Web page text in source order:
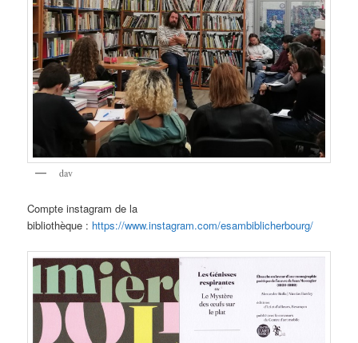
dav
Compte instagram de la
bibliothèque : https://www.instagram.com/esambiblicherbourg/